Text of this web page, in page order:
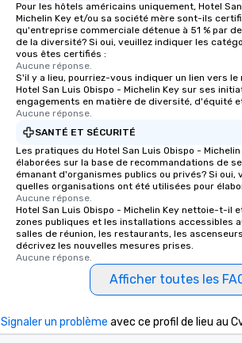
Pour les hôtels américains uniquement, Hotel
Michelin Key et/ou sa société mère sont-ils
qu'entreprise commerciale détenue à 51 % par
de la diversité? Si oui, veuillez indiquer les
vous êtes certifiés :
Aucune réponse.
S'il y a lieu, pourriez-vous indiquer un lien vers
Hotel San Luis Obispo - Michelin Key sur ses
engagements en matière de diversité, d'équité
Aucune réponse.
SANTÉ ET SÉCURITÉ
Les pratiques du Hotel San Luis Obispo -
élaborées sur la base de recommandations de
émanant d'organismes publics ou privés? Si oui,
quelles organisations ont été utilisées pour
Aucune réponse.
Hotel San Luis Obispo - Michelin Key nettoie-t-il
zones publiques et les installations accessibles
salles de réunion, les restaurants, les
décrivez les nouvelles mesures prises.
Aucune réponse.
Afficher toutes les
Signaler un problème avec ce profil de lieu au